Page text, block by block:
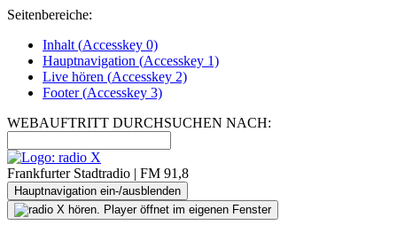
Seitenbereiche:
Inhalt (Accesskey 0)
Hauptnavigation (Accesskey 1)
Live hören (Accesskey 2)
Footer(Accesskey 3)
WEBAUFTRITT DURCHSUCHEN NACH:
Frankfurter Stadtradio | FM 91,8
Hauptnavigation ein-/ausblenden